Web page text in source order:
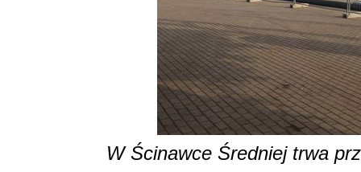
W Ścinawce Średniej trwa